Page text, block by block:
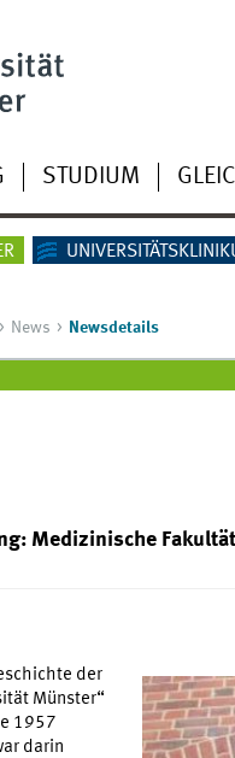
STUDIUM
News Newsdetails
Medizinische
der
Münster“
1957
darin